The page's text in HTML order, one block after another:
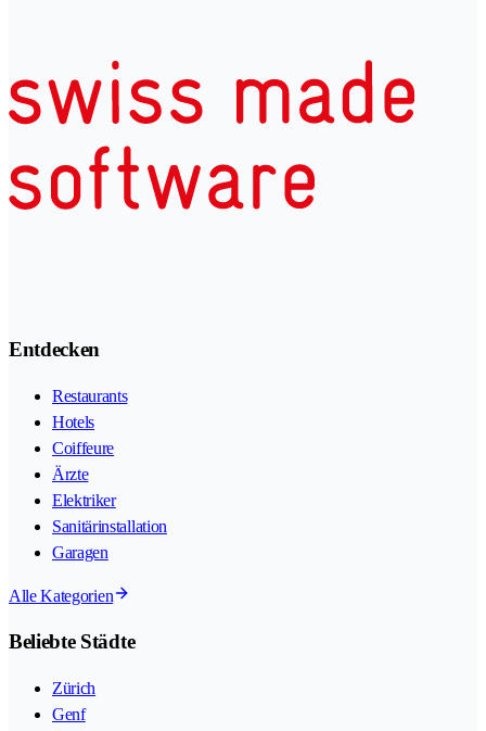
Entdecken
Restaurants
Hotels
Coiffeure
Ärzte
Elektriker
Sanitärinstallation
Garagen
Alle Kategorien
Beliebte Städte
Zürich
Genf